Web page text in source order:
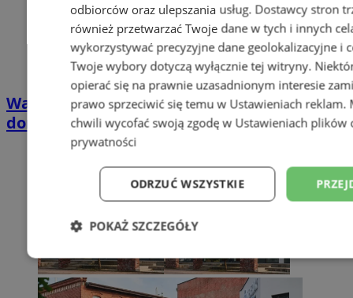
Wakacyjny wypoczynek nad Bałtykiem w
domkach Szmaragdowe Morze
odbiorców oraz ulepszania usług. Dostawcy stron
również przetwarzać Twoje dane w tych i innych
wykorzystywać precyzyjne dane geolokalizacyjne i
Twoje wybory dotyczą wyłącznie tej witryny.
opierać się na prawnie uzasadnionym interesie
prawo sprzeciwić się temu w Ustawieniach reklam.
chwili wycofać swoją zgodę w Ustawieniach plików
prywatności
ODRZUĆ WSZYSTKIE
POKAŻ SZCZEGÓŁY
Niezbędne Wydajność